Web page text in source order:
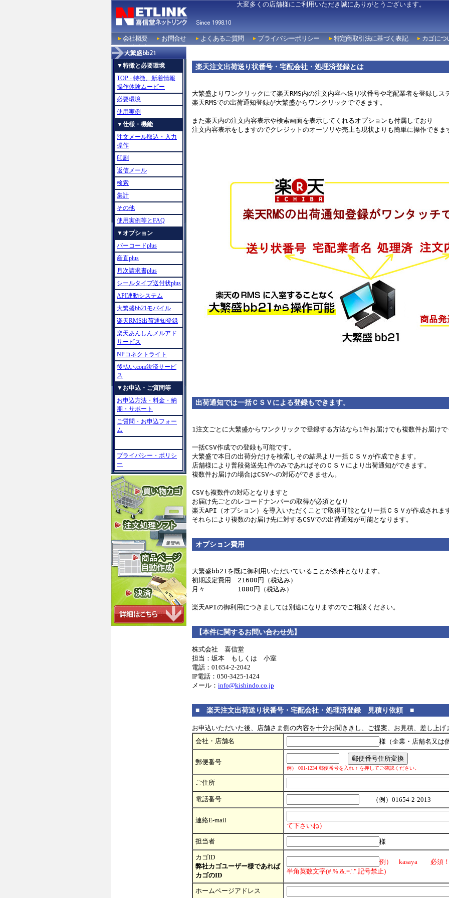
大変多くの店舗様にご利用いただき誠にありがとうございます。
会社概要 お問合せ よくあるご質問 プライバシーポリシー 特定商取引法に基づく表記
カゴにつ
喜信堂本店TOP
▼特徴と必要環境
TOP - 特徴、新着情報
操作体験ムービー
必要環境
使用実例
▼仕様・機能
注文メール取込・入力
操作
印刷
返信メール
検索
集計
その他
使用実例等とFAQ
▼オプション
バーコードplus
産直plus
月次請求書plus
シールタイプ送付状plus
API連動システム
大繁盛bb21モバイル
楽天RMS出荷通知登録
楽天あんしんメルアド
サービス
NPコネクトライト
後払い.com決済サービ
ス
▼お申込・ご質問等
お申込方法・料金・納
期・サポート
ご質問・お申込フォー
ム
プライバシー・ポリシ
ー
楽天注文出荷送り状番号・宅配会社・処理済登録とは
大繁盛よりワンクリックにて楽天RMS内の注文内容へ送り状番号や宅配業者を登録し
楽天RMSでの出荷通知登録が大繁盛からワンクリックでできます。
また楽天内の注文内容表示や検索画面を表示してくれるオプションも付属しており
注文内容表示をしますのでクレジットのオーソリや売上も現状よりも簡単に操作できま
出荷通知では一括ＣＳＶによる登録もできます。
1注文ごとに大繁盛からワンクリックで登録する方法なら1件お届けでも複数件お届け
一括CSV作成での登録も可能です。
大繁盛で本日の出荷分だけを検索しその結果より一括ＣＳＶが作成できます。
店舗様により普段発送先1件のみであればそのＣＳＶにより出荷通知ができます。
複数件お届けの場合はCSVへの対応ができません。
CSVも複数件の対応となりますと
お届け先ごとのレコードナンバーの取得が必須となり
楽天API（オプション）を導入いただくことで取得可能となり一括ＣＳＶが作成されま
オプション費用
大繁盛bb21を既に御利用いただいていることが条件となります。
初期設定費用　21600円（税込み）
月々　　　　　1080円（税込み）
【本件に関するお問い合わせ先】
株式会社 喜信堂
担当：坂本 もしくは 小室
電話：01654-2-2042
IP電話：050-3425-1424
メール： info@kishindo.co.jp
■ 楽天注文出荷送り状番号・宅配会社・処理済登録 見積り依頼 ■
お申込いただいた後、店舗さま側の内容を十分お聞ききし、ご提案、お見積、差し上げ
会社・店舗名
様（企業・店舗名又は
郵便番号
例） 001-1234 郵便番号を入れ ↑ を押してご確認ください。
ご住所
電話番号 （例）01654-2-2013
連絡E-mail
て下さいね）
担当者 様
カゴID
弊社カゴユーザー様であれば
カゴのID
例） kasaya 必須
半角英数文字(#.%.&.=.'.".記号禁止)
ホームページアドレス